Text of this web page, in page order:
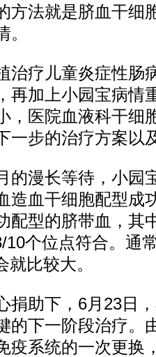
方法就是脐血干细
疗儿童炎症性肠
再加上小园宝病情
，医院血液科干细
一步的治疗方案以
漫长等待，小园
造血干细胞配型成
配型的脐带血，其
个位点符合。通
比较大。
助下，6月23日，
的下一阶段治疗。
疫系统的一次更换